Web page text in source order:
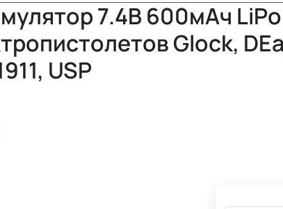
7.4В 600мАч
Glock,
USP